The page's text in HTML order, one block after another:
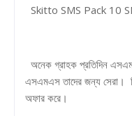
Skitto SMS Pack 10
অনেক গ্রাহক প্রতিদিন
এসএমএস তাদের জন্য সেরা।
অফার করে।